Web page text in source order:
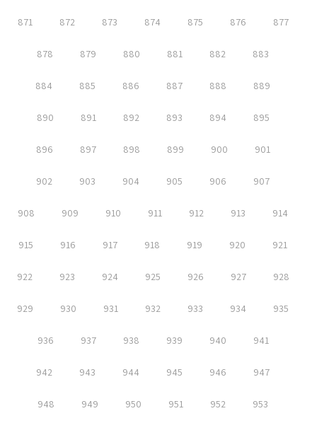
871 872 873 874 875 876 877
878 879 880 881 882 883
884 885 886 887 888 889
890 891 892 893 894 895
896 897 898 899 900 901
902 903 904 905 906 907
908 909 910 911 912 913 914
915 916 917 918 919 920 921
922 923 924 925 926 927 928
929 930 931 932 933 934 935
936 937 938 939 940 941
942 943 944 945 946 947
948 949 950 951 952 953